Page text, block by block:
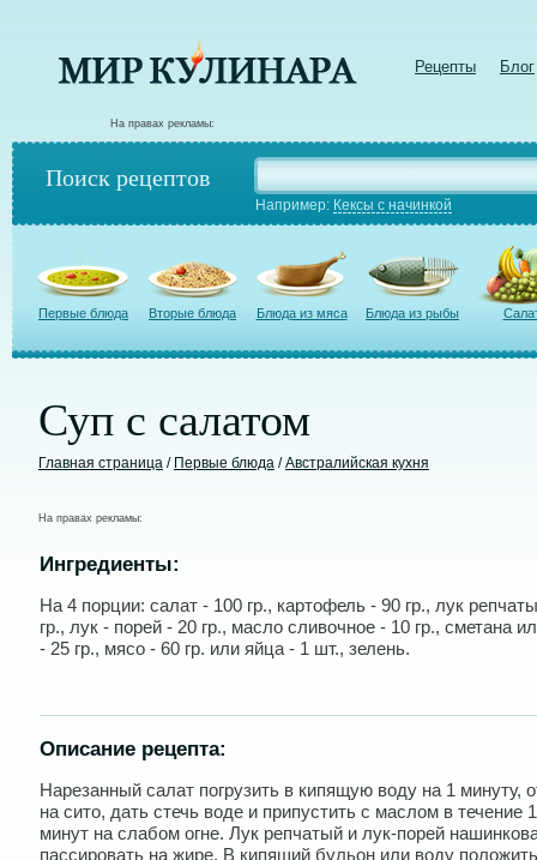
Рецепты Блог
На правах рекламы:
Поиск рецептов
Например: Кексы с начинкой
Первые блюда Вторые блюда Блюда из мяса Блюда из рыбы
Суп с салатом
Главная страница / Первые блюда /Австралийская кухня
На правах рекламы:
Ингредиенты:
На 4 порции: салат - 100 гр., картофель - 90 гр., лук
гр., лук - порей - 20 гр., масло сливочное - 10 гр., сметана
- 25 гр., мясо - 60 гр. или яйца - 1 шт., зелень.
Описание рецепта:
Нарезанный салат погрузить в кипящую воду на 1 минуту,
на сито, дать стечь воде и припустить с маслом в течение
минут на слабом огне. Лук репчатый и лук-порей
пассировать на жире. В кипящий бульон или воду положить